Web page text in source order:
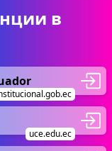
в
uce.edu.ec